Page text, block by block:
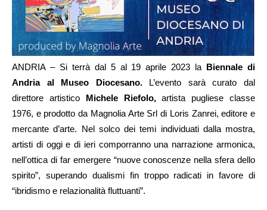
ANDRIA – Si terrà dal 5 al 19 aprile 2023 la Biennale di
Andria al Museo Diocesano.L’evento sarà curato dal
direttore artistico Michele Riefolo,artista pugliese classe
1976, e prodotto da Magnolia Arte Srl di Loris Zanrei, editore e
mercante d’arte. Nel solco dei temi individuati dalla mostra,
artisti di oggi e di ieri comporranno una narrazione armonica,
nell’ottica di far emergere “nuove conoscenze nella sfera dello
spirito”, superando dualismi fin troppo radicati in favore di
“ibridismo e relazionalità fluttuanti”.